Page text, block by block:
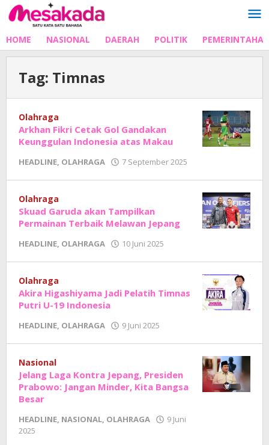
Lewati
ke
HOME NASIONAL DAERAH POLITIK
Tag: Timnas
Olahraga
Arkhan Fikri Cetak Gol Gandakan
Keunggulan Indonesia atas Makau
HEADLINE, OLAHRAGA 7 September 2025
Junaedi
Sholat
Olahraga
Skuad Garuda akan Tampilkan
Permainan Terbaik Melawan Jepang
HEADLINE, OLAHRAGA 10 Juni 2025
Junaedi
Olahraga
Akira Higashiyama Jadi Pelatih Timnas
Putri U-19 Indonesia
HEADLINE, OLAHRAGA 9 Juni 2025
Junaedi
Nasional
Jelang Laga Kontra Jepang, Presiden
Prabowo: Jangan Minder, Kita Bangsa
Besar
HEADLINE, NASIONAL, OLAHRAGA
9 Juni
2025